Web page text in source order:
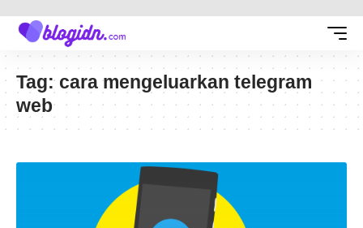
Tag: cara mengeluarkan telegram
web